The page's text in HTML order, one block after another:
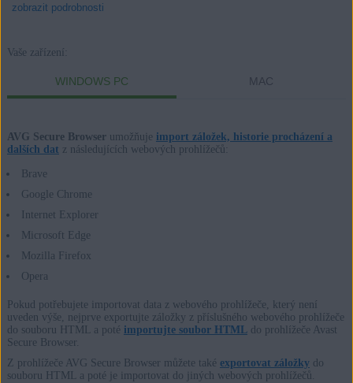
zobrazit podrobnosti
Produkty:
Operační systémy:
Windows a macOS
Vaše zařízení:
WINDOWS PC MAC
AVG Secure Browserumožňuje import záložek, historie procházení a
dalších dat z následujících webových prohlížečů:
Brave
Google Chrome
Internet Explorer
Microsoft Edge
Mozilla Firefox
Opera
Pokud potřebujete importovat data z webového prohlížeče, který není
uveden výše, nejprve exportujte záložky z příslušného webového prohlížeče
do souboru HTML a poté importujte soubor HTMLdo prohlížeče Avast
Secure Browser.
Z prohlížeče AVG Secure Browser můžete také exportovat záložkydo
souboru HTML a poté je importovat do jiných webových prohlížečů.